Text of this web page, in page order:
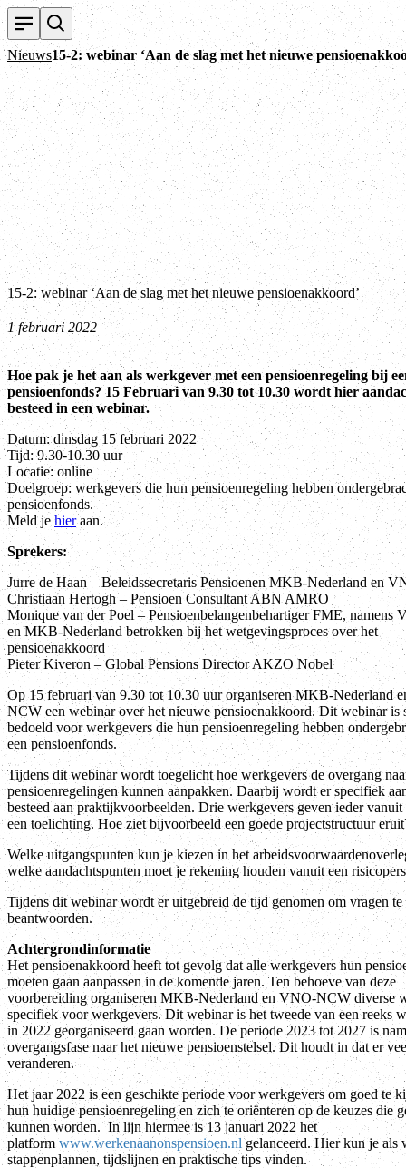
Nieuws15-2: webinar ‘Aan de slag met het nieuwe
15-2: webinar ‘Aan de slag met het nieuwe pensioenakkoord’
1 februari 2022
Hoe pak je het aan als werkgever met een pensioenregeling bij
pensioenfonds? 15 Februari van 9.30 tot 10.30 wordt hier
besteed in een webinar.
Datum: dinsdag 15 februari 2022
Tijd: 9.30-10.30 uur
Locatie: online
Doelgroep: werkgevers die hun pensioenregeling hebben
pensioenfonds.
Meld je hieraan.
Sprekers:
Jurre de Haan – Beleidssecretaris Pensioenen MKB-Nederland en
Christiaan Hertogh – Pensioen Consultant ABN AMRO
Monique van der Poel – Pensioenbelangenbehartiger FME, namens
en MKB-Nederland betrokken bij het wetgevingsproces over het
pensioenakkoord
Pieter Kiveron – Global Pensions Director AKZO Nobel
Op 15 februari van 9.30 tot 10.30 uur organiseren MKB-Nederland
NCW een webinar over het nieuwe pensioenakkoord. Dit webinar is
bedoeld voor werkgevers die hun pensioenregeling hebben
een pensioenfonds.
Tijdens dit webinar wordt toegelicht hoe werkgevers de overgang
pensioenregelingen kunnen aanpakken. Daarbij wordt er specifiek
besteed aan praktijkvoorbeelden. Drie werkgevers geven ieder
een toelichting. Hoe ziet bijvoorbeeld een goede projectstructuur
Welke uitgangspunten kun je kiezen in het
welke aandachtspunten moet je rekening houden vanuit een
Tijdens dit webinar wordt er uitgebreid de tijd genomen om vragen te
beantwoorden.
Achtergrondinformatie
Het pensioenakkoord heeft tot gevolg dat alle werkgevers hun
moeten gaan aanpassen in de komende jaren. Ten behoeve van deze
voorbereiding organiseren MKB-Nederland en VNO-NCW diverse
specifiek voor werkgevers. Dit webinar is het tweede van een reeks
in 2022 georganiseerd gaan worden. De periode 2023 tot 2027 is
overgangsfase naar het nieuwe pensioenstelsel. Dit houdt in dat er
veranderen.
Het jaar 2022 is een geschikte periode voor werkgevers om goed te
hun huidige pensioenregeling en zich te oriënteren op de keuzes die
kunnen worden. In lijn hiermee is 13 januari 2022 het
platformwww.werkenaanonspensioen.nlgelanceerd. Hier kun je als
stappenplannen, tijdslijnen en praktische tips vinden.